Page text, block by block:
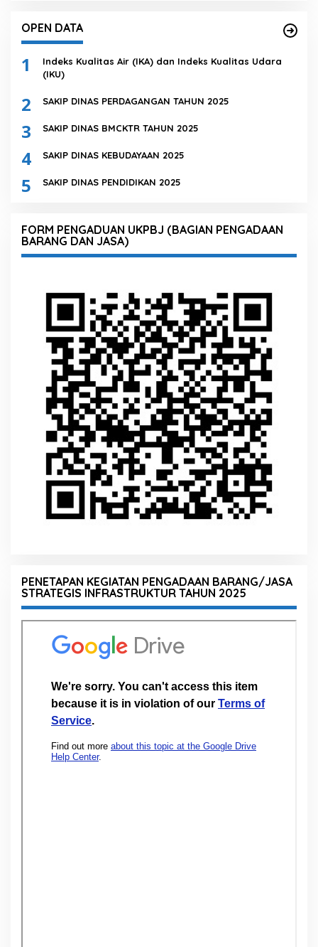
OPEN DATA
1
Indeks Kualitas Air (IKA) dan Indeks Kualitas Udara
(IKU)
2 SAKIP DINAS PERDAGANGAN TAHUN 2025
3 SAKIP DINAS BMCKTR TAHUN 2025
4 SAKIP DINAS KEBUDAYAAN 2025
5 SAKIP DINAS PENDIDIKAN 2025
FORM PENGADUAN UKPBJ (BAGIAN PENGADAAN
BARANG DAN JASA)
PENETAPAN KEGIATAN PENGADAAN BARANG/JASA
STRATEGIS INFRASTRUKTUR TAHUN 2025